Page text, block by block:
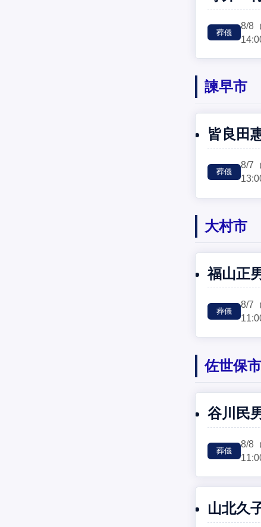
葬儀
8/8
諫早市
皆良田
葬儀
8/7
大村市
福山正
葬儀
8/7
佐世保市
谷川民
葬儀
8/8
山北久